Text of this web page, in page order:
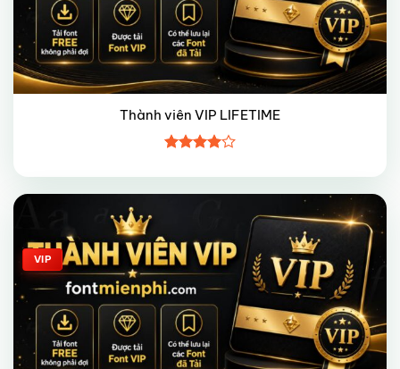
Thành viên VIP LIFETIME
xếp hạng
45 sao
Giảm giá!
VIP